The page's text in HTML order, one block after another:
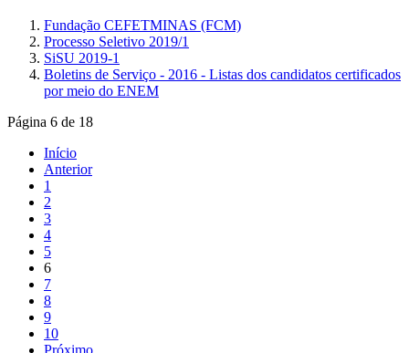
Fundação CEFETMINAS (FCM)
Processo Seletivo 2019/1
SiSU 2019-1
Boletins de Serviço - 2016 - Listas dos candidatos certificados
por meio do ENEM
Página 6 de 18
Início
Anterior
1
2
3
4
5
6
7
8
9
10
Próximo